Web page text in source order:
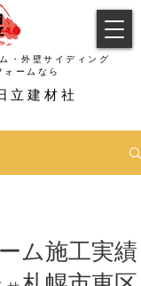
・外壁サイディング
立建材社
ォームなら
ム施工実績